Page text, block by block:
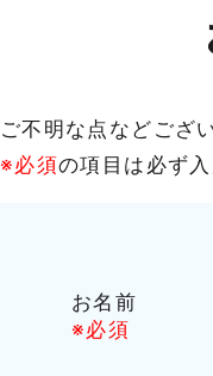
ご不明な点などござ
※必須の項目は必ず
お名前
※必須